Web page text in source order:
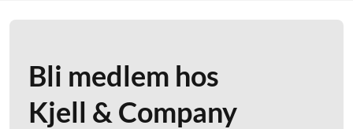
Bli medlem hos
Kjell & Company